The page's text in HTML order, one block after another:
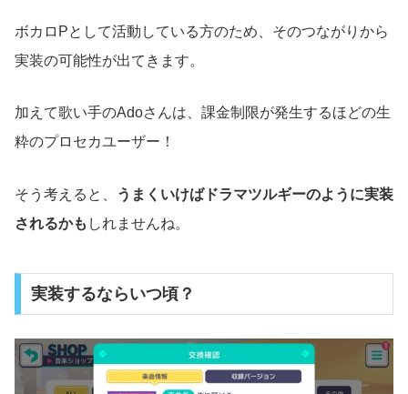
ボカロPとして活動している方のため、そのつながりから
実装の可能性が出てきます。
加えて歌い手のAdoさんは、課金制限が発生するほどの生
粋のプロセカユーザー！
そう考えると、
うまくいけばドラマツルギーのように実装
されるかも しれませんね。
実装するならいつ頃？